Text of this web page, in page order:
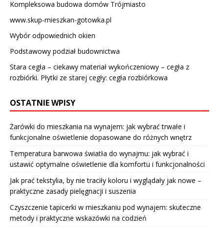
Kompleksowa budowa domów Trójmiasto
www.skup-mieszkan-gotowka.pl
Wybór odpowiednich okien
Podstawowy podział budownictwa
Stara cegła – ciekawy materiał wykończeniowy – cegła z
rozbiórki. Płytki ze starej cegły: cegła rozbiórkowa
OSTATNIE WPISY
Żarówki do mieszkania na wynajem: jak wybrać trwałe i
funkcjonalne oświetlenie dopasowane do różnych wnętrz
Temperatura barwowa światła do wynajmu: jak wybrać i
ustawić optymalne oświetlenie dla komfortu i funkcjonalności
Jak prać tekstylia, by nie traciły koloru i wyglądały jak nowe –
praktyczne zasady pielęgnacji i suszenia
Czyszczenie tapicerki w mieszkaniu pod wynajem: skuteczne
metody i praktyczne wskazówki na codzień